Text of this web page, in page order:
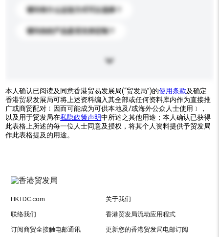
请问有什么运送方式可以选择？
请问你的产品是否支持定制？
本人确认已阅读及同意香港贸易发展局(“贸发局”)的使用条款及确定
香港贸易发展局可将上述资料编入其全部或任何资料库内作为直接推
广或商贸配对﹝因而可能成为可供本地及/或海外公众人士使用﹞，
以及用于贸发局在私隐政策声明中所述之其他用途；本人确认已获得
此表格上所述的每一位人士同意及授权，将其个人资料提供予贸发局
作此表格提及的用途。
HKTDC.com 关于我们
联络我们 香港贸发局流动应用程式
订阅商贸全接触电邮通讯 更新您的香港贸发局电邮订阅